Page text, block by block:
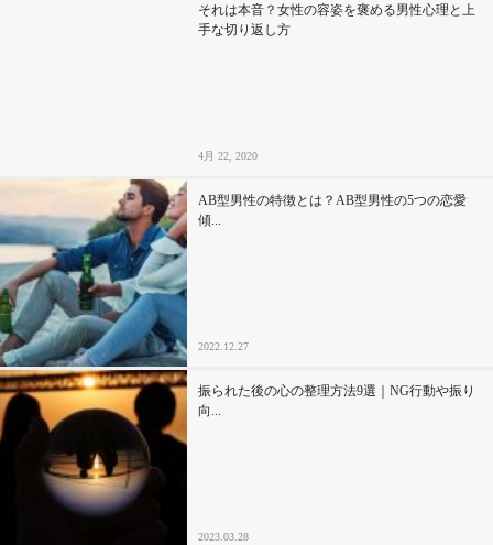
それは本音？女性の容姿を褒める男性心理と上
手な切り返し方
4月 22, 2020
AB型男性の特徴とは？AB型男性の5つの恋愛
傾...
2022.12.27
振られた後の心の整理方法9選｜NG行動や振り
向...
2023.03.28